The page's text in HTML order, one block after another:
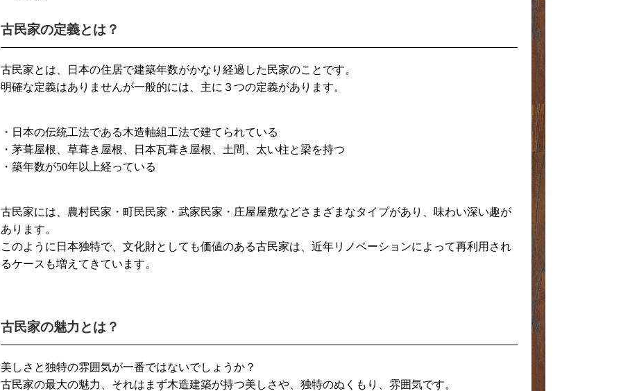
古民家の定義とは？
古民家とは、日本の住居で建築年数がかなり経過した民家のことです。
明確な定義はありませんが一般的には、主に３つの定義があります。
・日本の伝統工法である木造軸組工法で建てられている
・茅葺屋根、草葺き屋根、日本瓦葺き屋根、土間、太い柱と梁を持つ
・築年数が50年以上経っている
古民家には、農村民家・町民民家・武家民家・庄屋屋敷などさまざまなタイプがあり、味わい深い趣が
あります。
このように日本独特で、文化財としても価値のある古民家は、近年リノベーションによって再利用され
るケースも増えてきています。
古民家の魅力とは？
美しさと独特の雰囲気が一番ではないでしょうか？
古民家の最大の魅力、それはまず木造建築が持つ美しさや、独特のぬくもり、雰囲気です。